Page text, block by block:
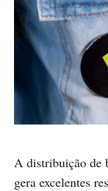
A distribuição de
gera excelentes